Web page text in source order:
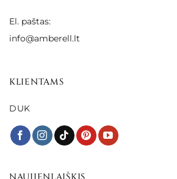
El. paštas:
info@amberell.lt
KLIENTAMS
DUK